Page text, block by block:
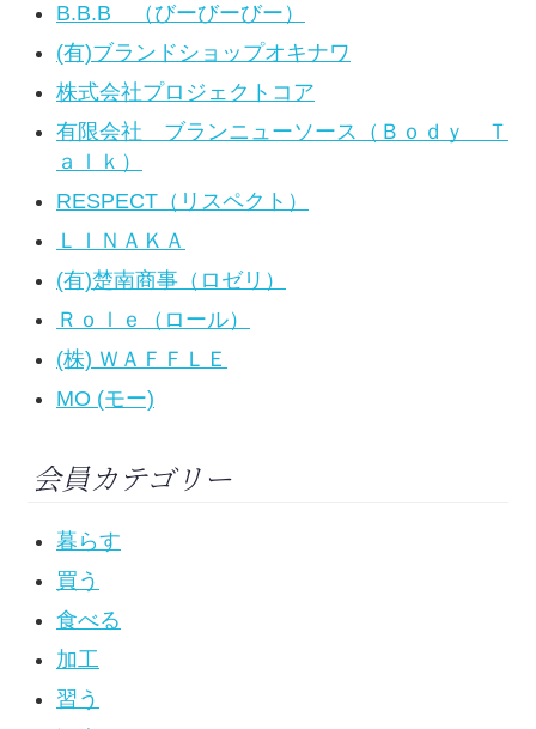
B.B.B （びーびーびー）
(有)ブランドショップオキナワ
株式会社プロジェクトコア
有限会社 ブランニューソース（Ｂｏｄｙ Ｔ
ａｌｋ）
RESPECT（リスペクト）
ＬＩＮＡＫＡ
(有)楚南商事（ロゼリ）
Ｒｏｌｅ（ロール）
(株) ＷＡＦＦＬＥ
MO (モー)
会員カテゴリー
暮らす
買う
食べる
加工
習う